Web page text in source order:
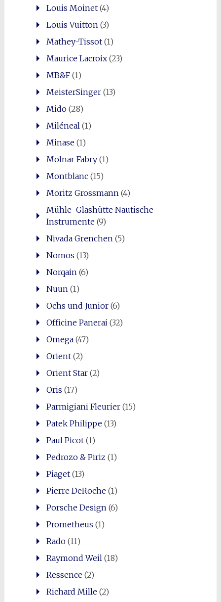
Louis Moinet(4)
Louis Vuitton(3)
Mathey-Tissot(1)
Maurice Lacroix(23)
MB&F(1)
MeisterSinger(13)
Mido(28)
Miléneal(1)
Minase(1)
Molnar Fabry(1)
Montblanc(15)
Moritz Grossmann(4)
Mühle-Glashütte Nautische
Instrumente(9)
Nivada Grenchen(5)
Nomos (13)
Norqain(6)
Nuun(1)
Ochs und Junior(6)
Officine Panerai(32)
Omega(47)
Orient(2)
Orient Star(2)
Oris (17)
Parmigiani Fleurier(15)
Patek Philippe(13)
Paul Picot(1)
Pedrozo & Piriz (1)
Piaget(13)
Pierre DeRoche(1)
Porsche Design(6)
Prometheus (1)
Rado(11)
Raymond Weil(18)
Ressence(2)
Richard Mille(2)